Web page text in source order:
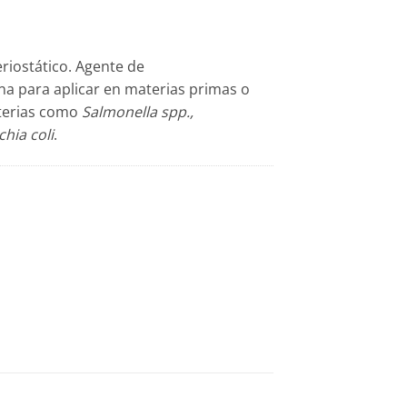
Agente de
para aplicar en materias primas o
como Salmonella spp.,
coli.